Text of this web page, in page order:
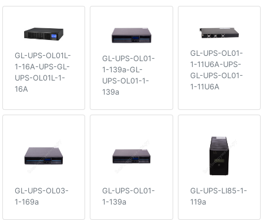
GL-UPS-OL01L-
1-16A-UPS-GL-
UPS-OL01L-1-
16A
GL-UPS-OL01-
1-139a-GL-
UPS-OL01-1-
139a
GL-UPS-OL01-
1-11U6A-UPS-
GL-UPS-OL01-
1-11U6A
GL-UPS-OL03-
1-169a
GL-UPS-OL01-
1-139a
GL-UPS-LI85-1-
119a